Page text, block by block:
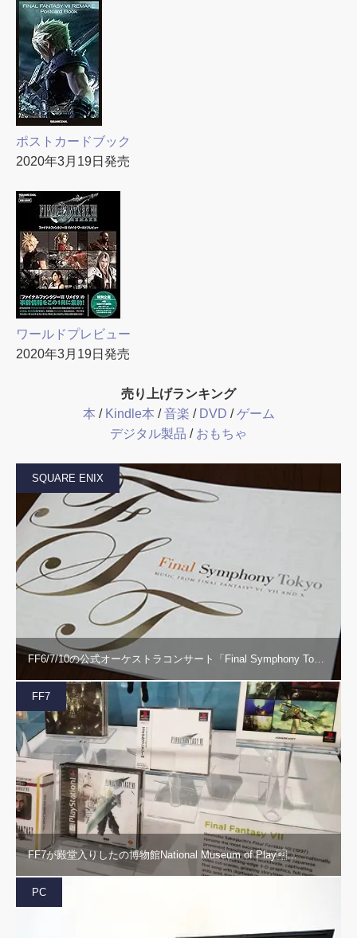
ポストカードブック
2020年3月19日発売
ワールドプレビュー
2020年3月19日発売
売り上げランキング
本 / Kindle本 /音楽 / DVD /ゲーム
デジタル製品 / おもちゃ
SQUARE ENIX
FF6/7/10の公式オーケストラコンサート「Final Symphony To…
FF7
FF7が殿堂入りしたの博物館National Museum of Play…
PC